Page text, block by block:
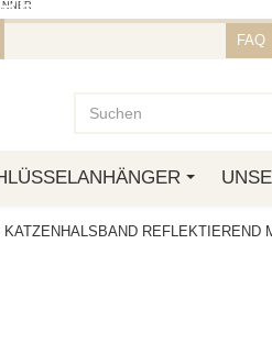
FAQ
KATZENHALSBAND REFLEKTIEREND